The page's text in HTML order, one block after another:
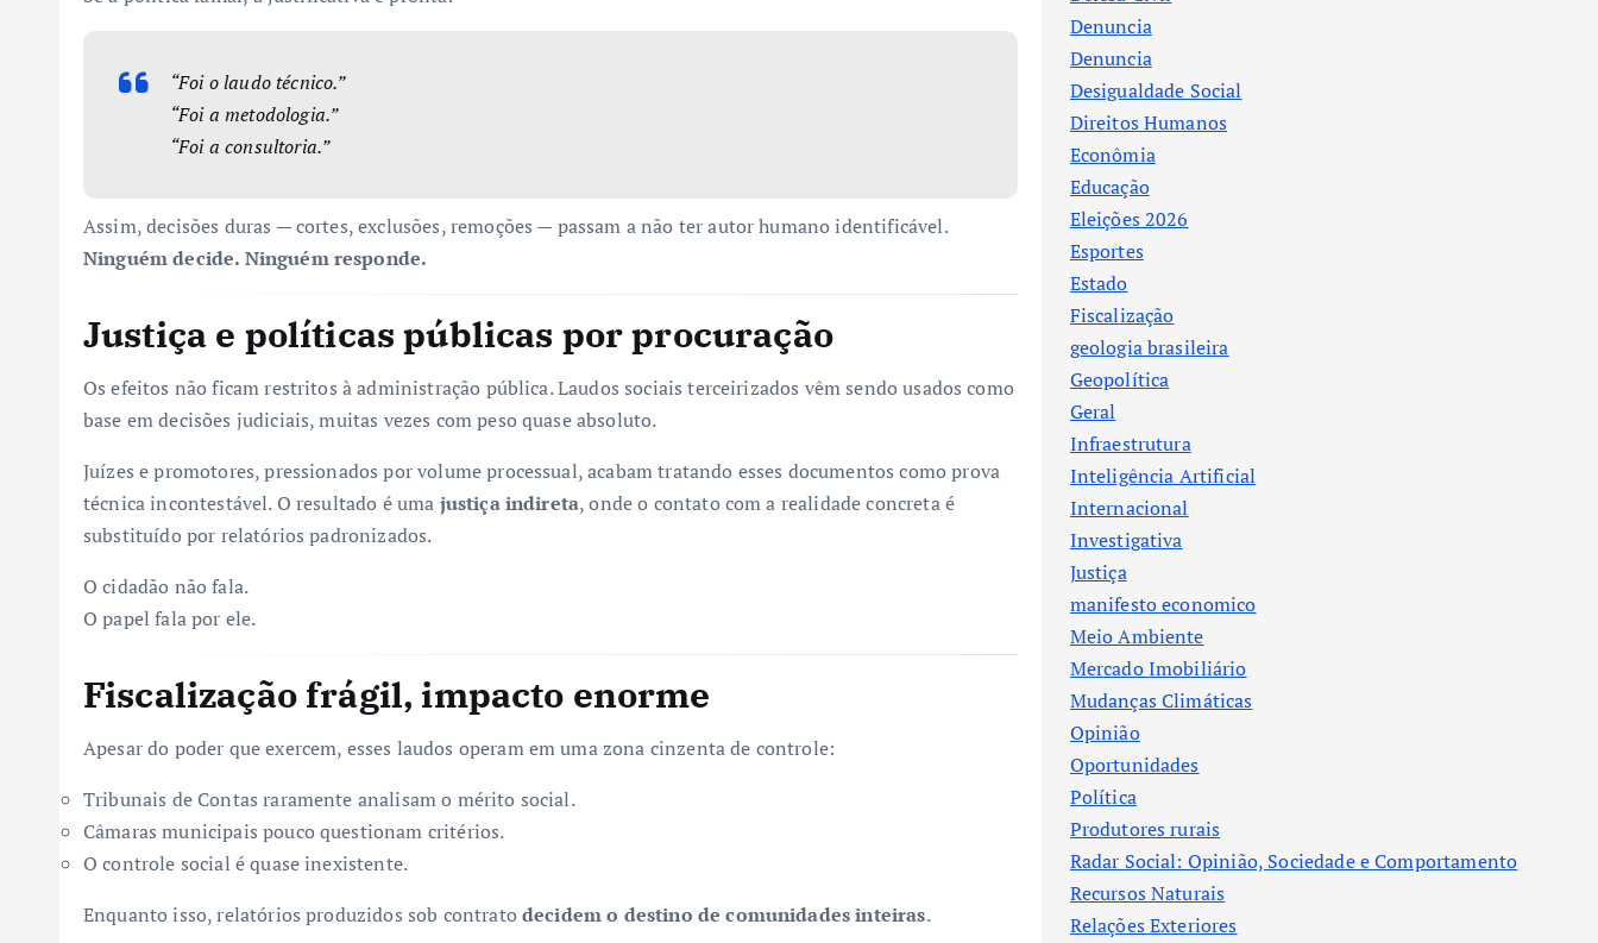
“Foi o laudo técnico.”
“Foi a metodologia.”
“Foi a consultoria.”
Assim, decisões duras — cortes, exclusões, remoções — passam a não ter autor humano identificável.
Ninguém decide. Ninguém responde.
Justiça e políticas públicas por procuração
Os efeitos não ficam restritos à administração pública. Laudos sociais terceirizados vêm sendo usados como
base em decisões judiciais, muitas vezes com peso quase absoluto.
Juízes e promotores, pressionados por volume processual, acabam tratando esses documentos como prova
técnica incontestável. O resultado é uma justiça indireta, onde o contato com a realidade concreta é
substituído por relatórios padronizados.
O cidadão não fala.
O papel fala por ele.
Fiscalização frágil, impacto enorme
Apesar do poder que exercem, esses laudos operam em uma zona cinzenta de controle:
Tribunais de Contas raramente analisam o mérito social.
Câmaras municipais pouco questionam critérios.
O controle social é quase inexistente.
Enquanto isso, relatórios produzidos sob contratodecidem o destino de comunidades inteiras.
Denuncia
Denuncia
Desigualdade Social
Direitos Humanos
Econômia
Educação
Eleições 2026
Esportes
Estado
Fiscalização
geologia brasileira
Geopolítica
Geral
Infraestrutura
Inteligência Artificial
Internacional
Investigativa
Justiça
manifesto economico
Meio Ambiente
Mercado Imobiliário
Mudanças Climáticas
Opinião
Oportunidades
Política
Produtores rurais
Radar Social: Opinião, Sociedade e Comportamento
Recursos Naturais
Relações Exteriores